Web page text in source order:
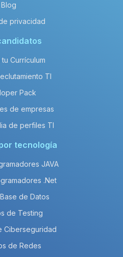
Blog
privacidad
Currículum
TI
Pack
de empresas
de perfiles TI
tecnología
JAVA
.Net
de Datos
de Testing
Ciberseguridad
de Redes